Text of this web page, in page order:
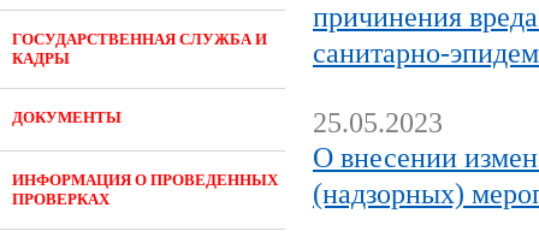
ГОСУДАРСТВЕННАЯ СЛУЖБА И
КАДРЫ
ДОКУМЕНТЫ
ИНФОРМАЦИЯ О ПРОВЕДЕННЫХ
ПРОВЕРКАХ
причинения
санитарно-
25.05.2023
О внесении
(надзорных)